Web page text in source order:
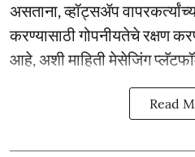
असताना, व्हॉट्सॲप
करण्यासाठी गोपनीयतेचे रक्षण
आहे, अशी माहिती मेसेजिंग
Read